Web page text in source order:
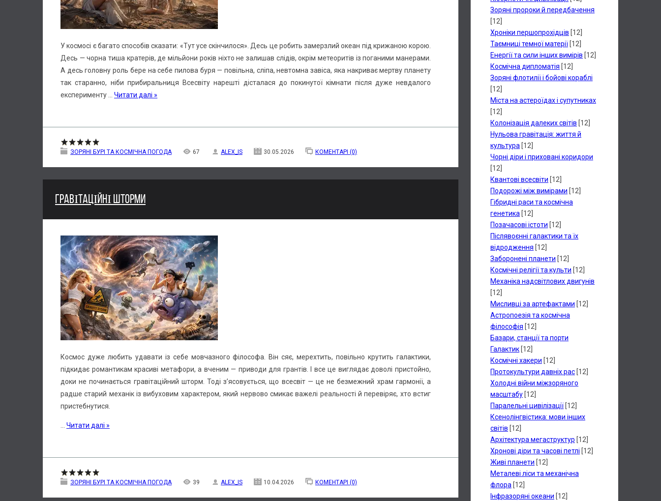
У космосі є багато способів сказати: «Тут усе скінчилося». Десь це робить замерзлий океан під крижаною корою.
Десь — чорна тиша кратерів, де мільйони років ніхто не залишав слідів, окрім метеоритів із поганими манерами.
А десь головну роль бере на себе пилова буря — повільна, сліпа, невтомна завіса, яка накриває мертву планету
так старанно, ніби прибиральниця Всесвіту нарешті дісталася до покинутої кімнати після дуже невдалого
експерименту
Читати далі »
ЗОРЯНІ БУРІ ТА КОСМІЧНА ПОГОДА 67 ALEX_IS 30.05.2026 КОМЕНТАРІ (0)
ГРАВІТАЦІЙНІ ШТОРМИ
Космос дуже любить удавати із себе мовчазного філософа. Він сяє, мерехтить, повільно крутить галактики,
підкидає романтикам красиві метафори, а вченим — приводи для грантів. І все це виглядає доволі пристойно,
доки не починається гравітаційний шторм. Тоді з’ясовується, що всесвіт — це не безмежний храм гармонії, а
радше старий механік із вибуховим характером, який нервово смикає важелі реальності й перевіряє, хто встиг
пристебнутися.
Читати далі »
ЗОРЯНІ БУРІ ТА КОСМІЧНА ПОГОДА 39 ALEX_IS 10.04.2026 КОМЕНТАРІ (0)
Зоряні пророки й передбачення
[12]
Хроніки першопрохідців [12]
Таємниці темної матерії [12]
Енергії та сили інших вимірів [12]
Космічна дипломатія [12]
Зоряні флотилії і бойові кораблі
[12]
Міста на астероїдах і супутниках
[12]
Колонізація далеких світів [12]
Нульова гравітація: життя й
культура [12]
Чорні діри і приховані коридори
[12]
Квантові всесвіти [12]
Подорожі між вимірами [12]
Гібридні раси та космічна
генетика [12]
Позачасові істоти [12]
Післявоєнні галактики та їх
відродження [12]
Заборонені планети [12]
Космічні релігії та культи [12]
Механіка надсвітлових двигунів
[12]
Мисливці за артефактами [12]
Астропоезія та космічна
філософія [12]
Базари, станції та порти
Галактик [12]
Космічні хакери [12]
Протокультури давніх рас [12]
Холодні війни міжзоряного
масштабу [12]
Паралельні цивілізації [12]
Ксенолінгвістика: мови інших
світів [12]
Архітектура мегаструктур [12]
Хронові діри та часові петлі [12]
Живі планети [12]
Металеві ліси та механічна
флора [12]
Інфразоряні океани [12]